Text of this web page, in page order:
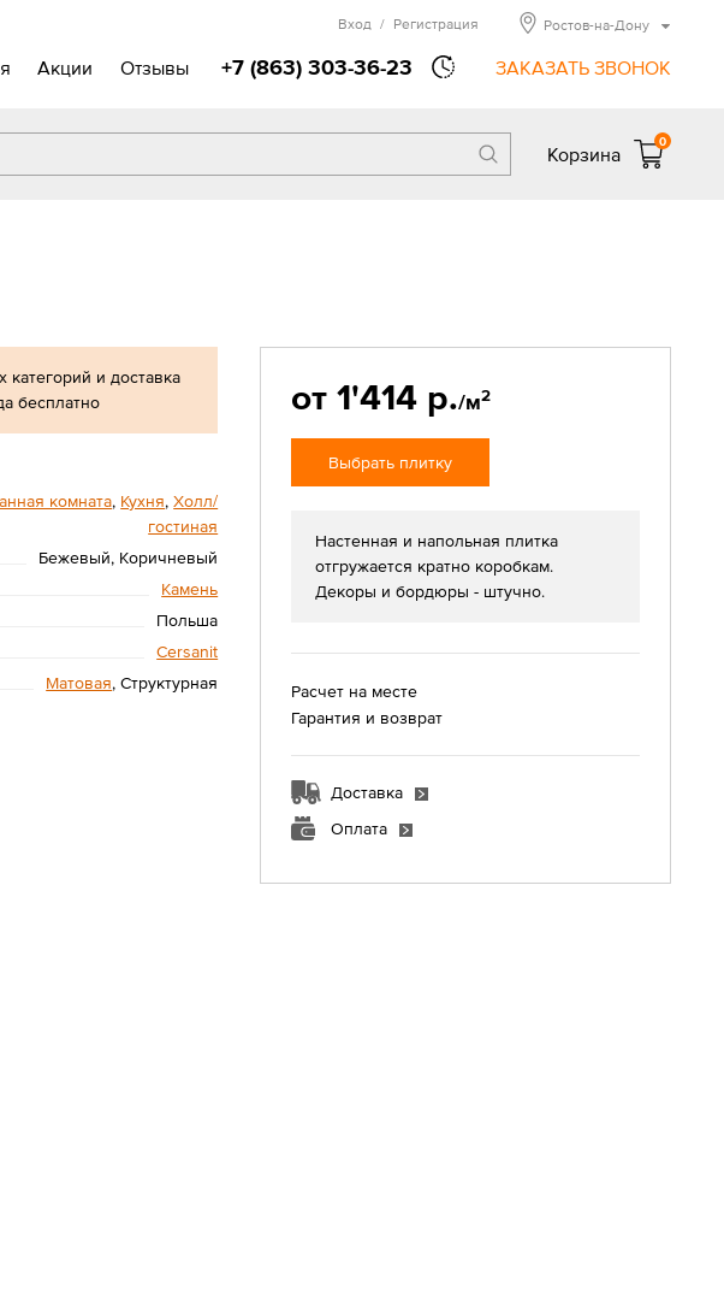
Акции Отзывы +7 (863) 303-36-23 ЗАКАЗАТЬ ЗВОНОК
Вход / Регистрация Ростов-на-Дону
Корзина
0
категорий и доставка
бесплатно
комната, Кухня,Холл/
гостиная
Бежевый, Коричневый
Камень
Польша
Cersanit
Матовая, Структурная
от 1'414 р./м2
Выбрать плитку
Настенная и напольная плитка
отгружается кратно коробкам.
Декоры и бордюры - штучно.
Расчет на месте
Гарантия и возврат
Доставка
Оплата